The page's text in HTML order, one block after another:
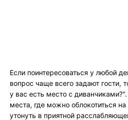
Если поинтересоваться у любой
вопрос чаще всего задают гости,
у вас есть место с
места, где можно облокотиться
утонуть в приятной